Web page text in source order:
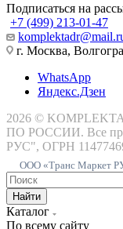
Подписаться на
+7 (499) 213-01-47
г. Москва,
WhatsApp
Яндекс.Дзен
2026 ©
ПО РОССИИ. Все
РУС", ОГРН
ООО «Транс Маркет
Найти
Каталог
По всему сайту